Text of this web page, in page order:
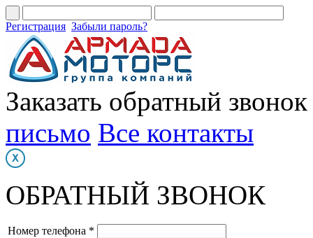
Регистрация Забыли пароль?
Заказать обратный звонок
письмо Все контакты
ОБРАТНЫЙ ЗВОНОК
Номер телефона *